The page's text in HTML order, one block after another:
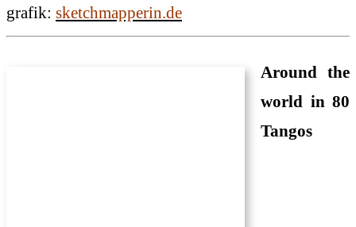
grafik: sketchmapperin.de
Around the
world in 80
Tangos